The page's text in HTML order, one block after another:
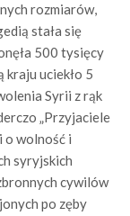
rozmiarów,
stała się
500 tysięcy
uciekło 5
Syrii z rąk
„Przyjaciele
o wolność i
syryjskich
cywilów
po zęby